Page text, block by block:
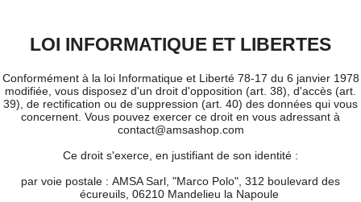
LOI INFORMATIQUE ET LIBERTES
Conformément à la loi Informatique et Liberté 78-17 du 6 janvier 1978
modifiée, vous disposez d'un droit d'opposition (art. 38), d'accès (art.
39), de rectification ou de suppression (art. 40) des données qui vous
concernent. Vous pouvez exercer ce droit en vous adressant à
contact@amsashop.com
Ce droit s'exerce, en justifiant de son identité :
par voie postale : AMSA Sarl, "Marco Polo", 312 boulevard des
écureuils, 06210 Mandelieu la Napoule